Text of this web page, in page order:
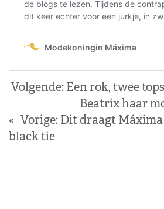
Volgende: Een rok, twee
Beatrix haar
« Vorige: Dit draagt Máxima
black tie